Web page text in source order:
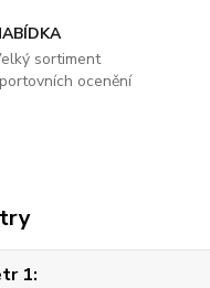
sortiment
ocenění
1